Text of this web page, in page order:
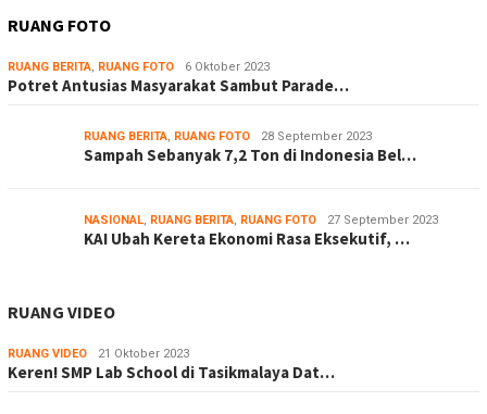
RUANG FOTO
RUANG BERITA, RUANG FOTO 6 Oktober 2023
Potret Antusias Masyarakat Sambut Parade…
RUANG BERITA, RUANG FOTO 28 September 2023
Sampah Sebanyak 7,2 Ton di Indonesia Bel…
NASIONAL, RUANG BERITA, RUANG FOTO 27 September 2023
KAI Ubah Kereta Ekonomi Rasa Eksekutif, …
RUANG VIDEO
RUANG VIDEO 21 Oktober 2023
Keren! SMP Lab School di Tasikmalaya Dat…